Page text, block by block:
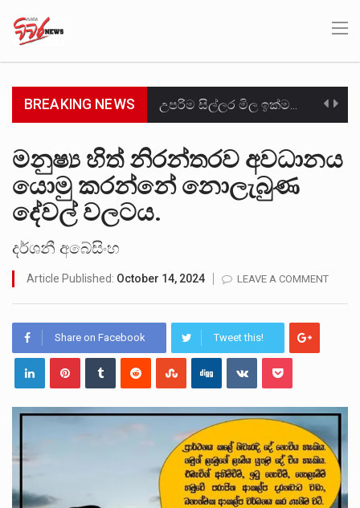
BREAKING NEWS
උපරිමාධිකරණ විනිශ්චයකාරවරුන්ගේ හා ඉන් පහළ විනිශ්චයකාරවරුන්ගේ විශ්‍රාම වයස දීර්ඝ කිරීම සඳහා සකස් කර ඇති විසිදෙවන…
මනුෂ්‍ය හිත් නිරන්තරව අවධානය
යොමු කරන්නේ නොලැබුණ
දේවල් වලටය.
දර්ශනී අබේසිංහ
Article Published: October 14, 2024 LEAVE A COMMENT
Share on Facebook Tweet this!